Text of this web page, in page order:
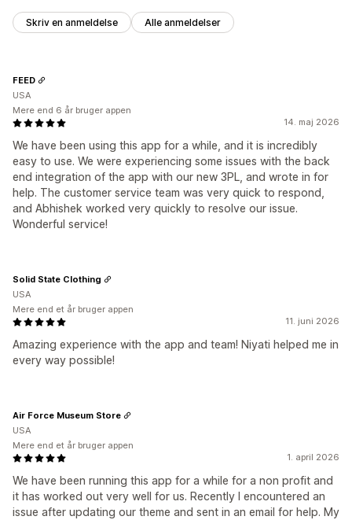
Skriv en anmeldelse Alle anmeldelser
14. maj 2026
We have been using this app for a while, and it is incredibly
easy to use. We were experiencing some issues with the back
end integration of the app with our new 3PL, and wrote in for
help. The customer service team was very quick to respond,
and Abhishek worked very quickly to resolve our issue.
Wonderful service!
FEED
USA
Mere end 6 år bruger appen
11. juni 2026
Amazing experience with the app and team! Niyati helped me in
every way possible!
Solid State Clothing
USA
Mere end et år bruger appen
1. april 2026
We have been running this app for a while for a non profit and
it has worked out very well for us. Recently I encountered an
issue after updating our theme and sent in an email for help. My
Air Force Museum Store
USA
Mere end et år bruger appen